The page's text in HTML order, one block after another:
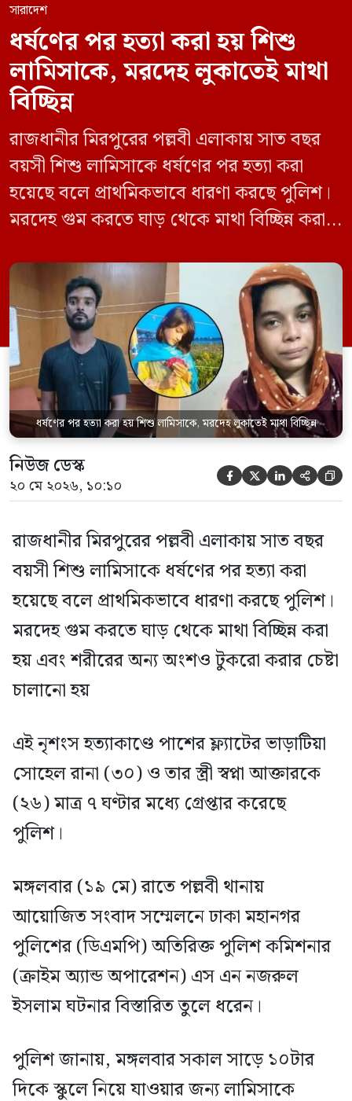
সারাদেশ
ধর্ষণের পর হত্যা করা হয় শিশু
লামিসাকে, মরদেহ লুকাতেই মাথা
বিচ্ছিন্ন
রাজধানীর মিরপুরের পল্লবী এলাকায় সাত বছর
বয়সী শিশু লামিসাকে ধর্ষণের পর হত্যা করা
হয়েছে বলে প্রাথমিকভাবে ধারণা করছে পুলিশ।
মরদেহ গুম করতে ঘাড় থেকে মাথা বিচ্ছিন্ন করা
চালানো হয় এই নৃশংস হত্যাকাণ্ডে পাশের ফ্ল্যাটের
ভাড়াটিয়া সোহেল রানা (৩০) ও তার স্ত্রী স্বপ্না
আক্তারকে (২৬) মাত্র ৭ ঘণ্টার […]
ধর্ষণের পর হত্যা করা হয় শিশু লামিসাকে, মরদেহ লুকাতেই মাথা বিচ্ছিন্ন
নিউজ ডেস্ক
২০ মে ২০২৬, ১০:১০     
রাজধানীর মিরপুরের পল্লবী এলাকায় সাত বছর
বয়সী শিশু লামিসাকে ধর্ষণের পর হত্যা করা
হয়েছে বলে প্রাথমিকভাবে ধারণা করছে পুলিশ।
মরদেহ গুম করতে ঘাড় থেকে মাথা বিচ্ছিন্ন করা
হয় এবং শরীরের অন্য অংশও টুকরো করার চেষ্টা
চালানো হয়
এই নৃশংস হত্যাকাণ্ডে পাশের ফ্ল্যাটের ভাড়াটিয়া
সোহেল রানা (৩০) ও তার স্ত্রী স্বপ্না আক্তারকে
(২৬) মাত্র ৭ ঘণ্টার মধ্যে গ্রেপ্তার করেছে
পুলিশ।
মঙ্গলবার (১৯ মে) রাতে পল্লবী থানায়
আয়োজিত সংবাদ সম্মেলনে ঢাকা মহানগর
পুলিশের (ডিএমপি) অতিরিক্ত পুলিশ কমিশনার
(ক্রাইম অ্যান্ড অপারেশন) এস এন নজরুল
ইসলাম ঘটনার বিস্তারিত তুলে ধরেন।
পুলিশ জানায়, মঙ্গলবার সকাল সাড়ে ১০টার
দিকে স্কুলে নিয়ে যাওয়ার জন্য লামিসাকে